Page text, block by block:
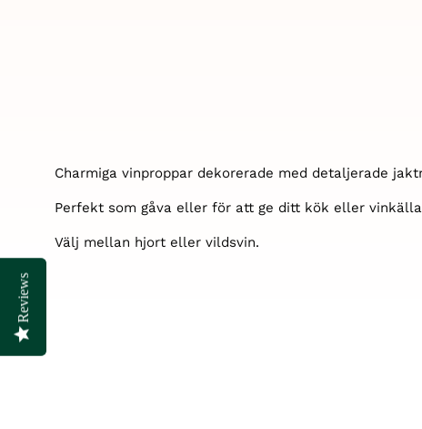
Reviews
Charmiga vinproppar dekorerade med detaljerade
Perfekt som gåva eller för att ge ditt kök eller
Välj mellan hjort eller vildsvin.
Reviews